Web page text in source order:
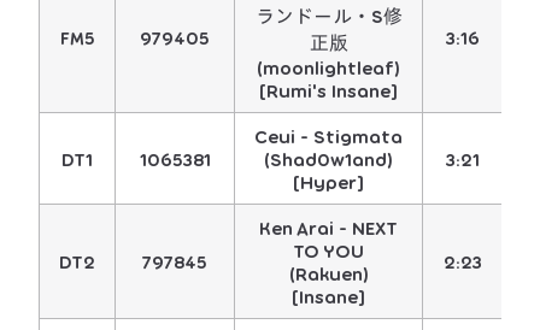
FM5 979405
ランドール・S修
正版
(moonlightleaf)
[Rumi's Insane]
3:16
DT1 1065381
Ceui - Stigmata
(Shad0w1and)
[Hyper]
3:21
DT2 797845
Ken Arai - NEXT
TO YOU
(Rakuen)
[Insane]
2:23